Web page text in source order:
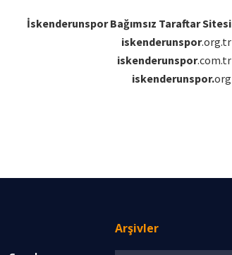
İskenderunspor Bağımsız Taraftar Sitesi
iskenderunspor.org.tr
iskenderunspor.com.tr
iskenderunspor.org
Arşivler